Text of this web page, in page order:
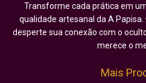
Transforme cada prática em
qualidade artesanal da A Papisa.
desperte sua conexão com o
merece o
Mais